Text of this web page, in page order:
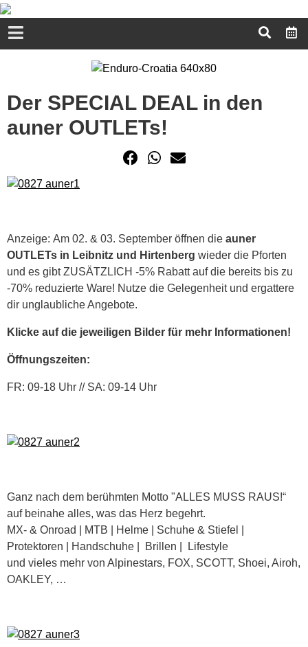
Der SPECIAL DEAL in den
auner OUTLETs!
Anzeige: Am 02. & 03. September öffnen die auner
OUTLETs in Leibnitz und Hirtenberg wieder die Pforten
und es gibt ZUSÄTZLICH -5% Rabatt auf die bereits bis zu
-70% reduzierte Ware! Nutze die Gelegenheit und ergattere
dir unglaubliche Angebote.
Klicke auf die jeweiligen Bilder für mehr Informationen!
Öffnungszeiten:
FR: 09-18 Uhr // SA: 09-14 Uhr
Ganz nach dem berühmten Motto "ALLES MUSS RAUS!“
auf beinahe alles, was das Herz begehrt.
MX- & Onroad | MTB | Helme | Schuhe & Stiefel |
Protektoren | Handschuhe | Brillen | Lifestyle
und vieles mehr von Alpinestars, FOX, SCOTT, Shoei, Airoh,
OAKLEY, …